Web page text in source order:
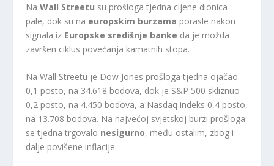
NaWall Streetu su prošloga tjedna cijene dionica
pale, dok su na europskim burzama porasle nakon
signala iz Europske središnje banke da je možda
završen ciklus povećanja kamatnih stopa.
Na Wall Streetu je Dow Jones prošloga tjedna ojačao
0,1 posto, na 34.618 bodova, dok je S&P 500 skliznuo
0,2 posto, na 4.450 bodova, a Nasdaq indeks 0,4 posto,
na 13.708 bodova. Na najvećoj svjetskoj burzi prošloga
se tjedna trgovalo nesigurno, među ostalim, zbog i
dalje povišene inflacije.